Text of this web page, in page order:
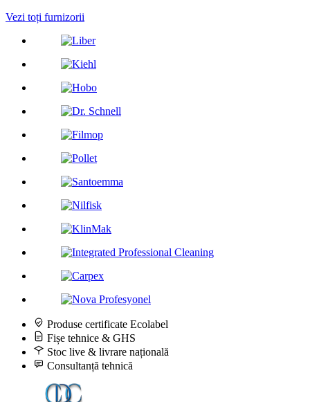
Vezi toți furnizorii
Produse certificate Ecolabel
Fișe tehnice & GHS
Stoc live & livrare națională
Consultanță tehnică